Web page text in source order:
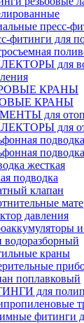
пресс-
фитинги для
для
КРАНЫ
КРАНЫ
для
для
подводка
подводка
жесткая
подводка
клапан
давления
водоразборный
краны
поплавковый
для
фитинги